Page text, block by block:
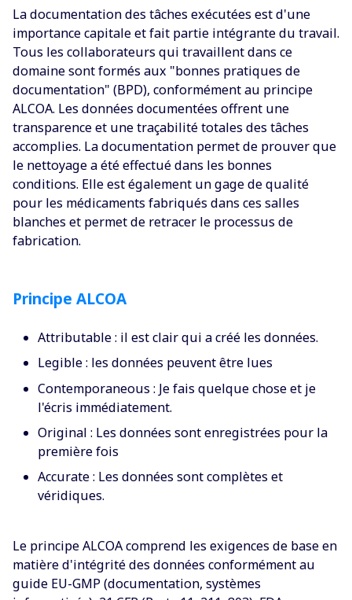
La documentation des tâches exécutées est d'une
importance capitale et fait partie intégrante du travail.
Tous les collaborateurs qui travaillent dans ce
domaine sont formés aux "bonnes pratiques de
documentation" (BPD), conformément au principe
ALCOA. Les données documentées offrent une
transparence et une traçabilité totales des tâches
accomplies. La documentation permet de prouver que
le nettoyage a été effectué dans les bonnes
conditions. Elle est également un gage de qualité
pour les médicaments fabriqués dans ces salles
blanches et permet de retracer le processus de
fabrication.
Principe ALCOA
Attributable : il est clair qui a créé les données.
Legible : les données peuvent être lues
Contemporaneous : Je fais quelque chose et je
l'écris immédiatement.
Original : Les données sont enregistrées pour la
première fois
Accurate : Les données sont complètes et
véridiques.
Le principe ALCOA comprend les exigences de base en
matière d'intégrité des données conformément au
guide EU-GMP (documentation, systèmes